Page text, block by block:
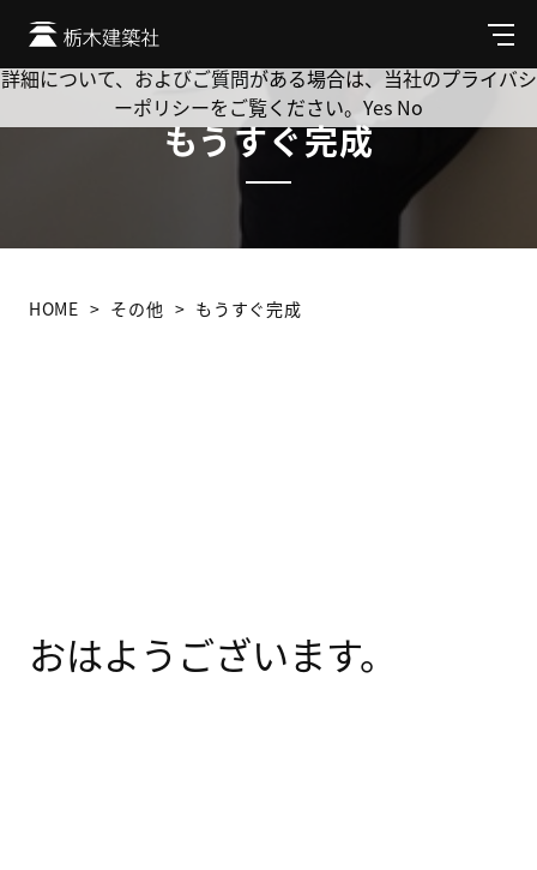
メ
ニ
ュ
もうすぐ完成
HOME その他 もうすぐ完成
おはようございます。
Cookie を使用して、お客様の活動を追跡してもよろしいです
か? 当社ではお客様のプライバシーを極めて重視しています。
詳細について、およびご質問がある場合は、当社のプライバシ
ーポリシーをご覧ください。 Yes No